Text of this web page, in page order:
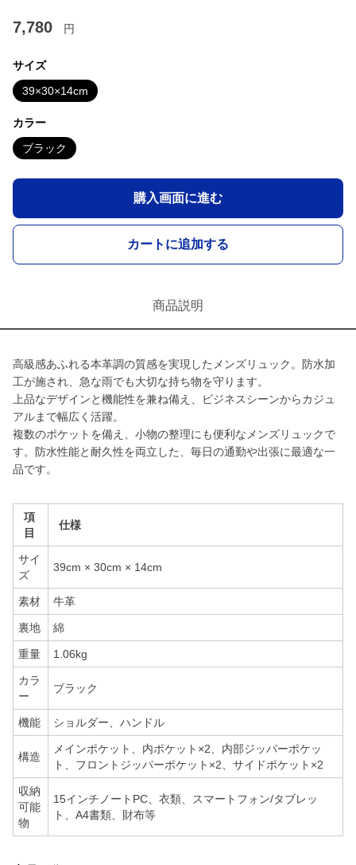
7,780 円
サイズ
39×30×14cm
カラー
ブラック
購入画面に進む
カートに追加する
商品説明
高級感あふれる本革調の質感を実現したメンズリュック。防水加
工が施され、急な雨でも大切な持ち物を守ります。
上品なデザインと機能性を兼ね備え、ビジネスシーンからカジュ
アルまで幅広く活躍。
複数のポケットを備え、小物の整理にも便利なメンズリュックで
す。防水性能と耐久性を両立した、毎日の通勤や出張に最適な一
品です。
項
目
仕様
サイ
ズ
39cm × 30cm × 14cm
素材 牛革
裏地 綿
重量 1.06kg
カラ
ー
ブラック
機能 ショルダー、ハンドル
構造
メインポケット、内ポケット×2、内部ジッパーポケッ
ト、フロントジッパーポケット×2、サイドポケット×2
収納
可能
物
15インチノートPC、衣類、スマートフォン/タブレッ
ト、A4書類、財布等